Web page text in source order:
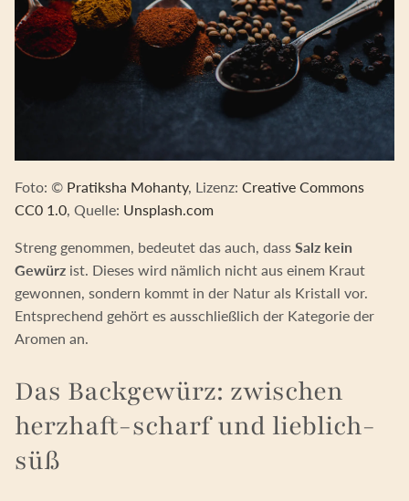
Foto: © Pratiksha Mohanty, Lizenz: Creative Commons
CC0 1.0, Quelle: Unsplash.com
Streng genommen, bedeutet das auch, dass Salz kein
Gewürz ist. Dieses wird nämlich nicht aus einem Kraut
gewonnen, sondern kommt in der Natur als Kristall vor.
Entsprechend gehört es ausschließlich der Kategorie der
Aromen an.
Das Backgewürz: zwischen
herzhaft-scharf und lieblich-
süß